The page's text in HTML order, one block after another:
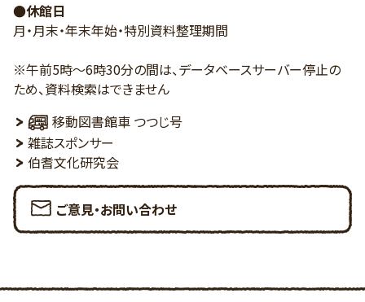
●休館日
月・月末・年末年始・特別資料整理期間
※午前5時～6時30分の間は、データベースサーバー停止の
ため、資料検索はできません
移動図書館車 つつじ号
雑誌スポンサー
伯耆文化研究会
ご意見・お問い合わせ